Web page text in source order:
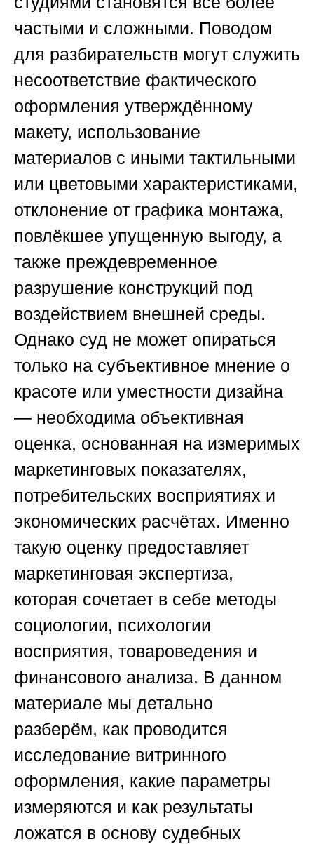
частыми и сложными. Поводом
для разбирательств могут служить
несоответствие фактического
оформления утверждённому
макету, использование
материалов с иными тактильными
или цветовыми характеристиками,
отклонение от графика монтажа,
повлёкшее упущенную выгоду, а
также преждевременное
разрушение конструкций под
воздействием внешней среды.
Однако суд не может опираться
только на субъективное мнение о
красоте или уместности дизайна
— необходима объективная
оценка, основанная на измеримых
маркетинговых показателях,
потребительских восприятиях и
экономических расчётах. Именно
такую оценку предоставляет
маркетинговая экспертиза,
которая сочетает в себе методы
социологии, психологии
восприятия, товароведения и
финансового анализа. В данном
материале мы детально
разберём, как проводится
исследование витринного
оформления, какие параметры
измеряются и как результаты
ложатся в основу судебных